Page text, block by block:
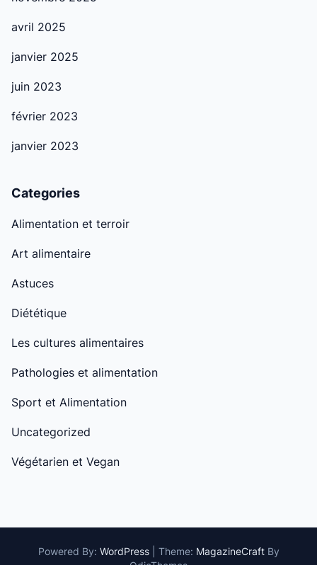
avril 2025
janvier 2025
juin 2023
février 2023
janvier 2023
Categories
Alimentation et terroir
Art alimentaire
Astuces
Diététique
Les cultures alimentaires
Pathologies et alimentation
Sport et Alimentation
Uncategorized
Végétarien et Vegan
Powered By: WordPress Theme: MagazineCraftBy